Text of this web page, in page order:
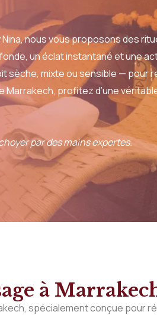
nous vous proposons des
un éclat instantané et une
sèche, mixte ou sensible — pour
profitez d’une
par des mains expertes.
à
spécialement conçue pour